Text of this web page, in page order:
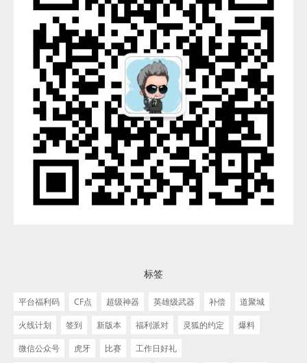
标签
平台福利码 CF点 超级神器 英雄级武器 补偿
道聚城
火线计划
签到 新版本 福利派对 灵狐的约定
爆料
微信公众号
虎牙 比赛 工作日好礼